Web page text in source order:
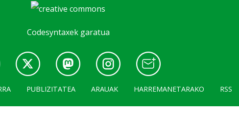
Codesyntaxek garatua
PUBLIZITATEA ARAUAK HARREMANETARAKO RSS